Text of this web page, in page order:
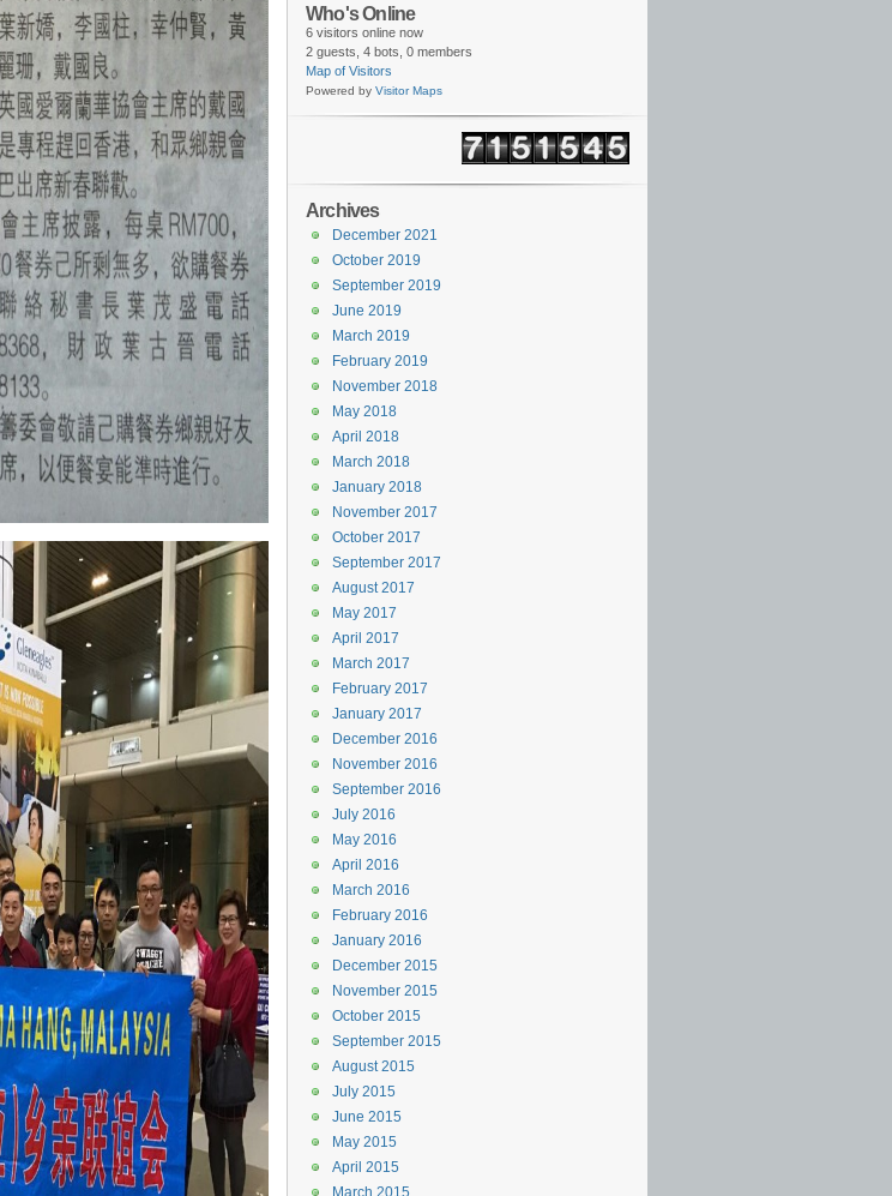
Who's Online
6 visitors online now
2 guests, 4 bots, 0 members
Map of Visitors
Powered by Visitor Maps
Archives
December 2021
October 2019
September 2019
June 2019
March 2019
February 2019
November 2018
May 2018
April 2018
March 2018
January 2018
November 2017
October 2017
September 2017
August 2017
May 2017
April 2017
March 2017
February 2017
January 2017
December 2016
November 2016
September 2016
July 2016
May 2016
April 2016
March 2016
February 2016
January 2016
December 2015
November 2015
October 2015
September 2015
August 2015
July 2015
June 2015
May 2015
April 2015
March 2015